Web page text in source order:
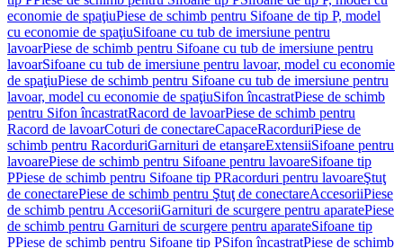
economie de spaţiuPiese de schimb pentru Sifoane de tip P, model
cu economie de spaţiuSifoane cu tub de imersiune pentru
lavoarPiese de schimb pentru Sifoane cu tub de imersiune pentru
lavoarSifoane cu tub de imersiune pentru lavoar, model cu economie
de spaţiuPiese de schimb pentru Sifoane cu tub de imersiune pentru
lavoar, model cu economie de spaţiuSifon încastratPiese de schimb
pentru Sifon încastratRacord de lavoarPiese de schimb pentru
Racord de lavoarCoturi de conectareCapaceRacorduriPiese de
schimb pentru RacorduriGarnituri de etanşareExtensiiSifoane pentru
lavoarePiese de schimb pentru Sifoane pentru lavoareSifoane tip
PPiese de schimb pentru Sifoane tip PRacorduri pentru lavoareŞtuţ
de conectarePiese de schimb pentru Ştuţ de conectareAccesoriiPiese
de schimb pentru AccesoriiGarnituri de scurgere pentru aparatePiese
de schimb pentru Garnituri de scurgere pentru aparateSifoane tip
PPiese de schimb pentru Sifoane tip PSifon încastratPiese de schimb